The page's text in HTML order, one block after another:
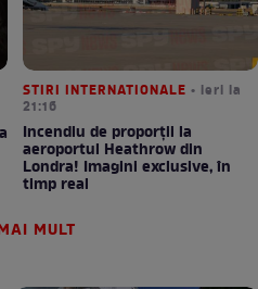
STIRI INTERNATIONALE • ieri la
21:16
Incendiu de proporții la
aeroportul Heathrow din
Londra! Imagini exclusive, în
timp real
MULT